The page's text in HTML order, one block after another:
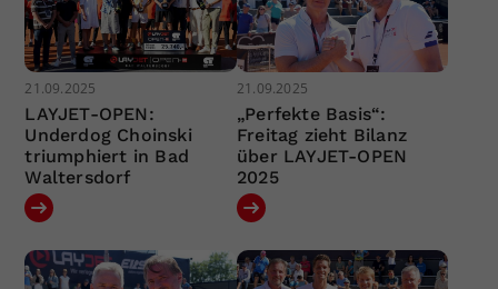
21.09.2025
LAYJET-OPEN:
Underdog Choinski
triumphiert in Bad
Waltersdorf
21.09.2025
„Perfekte Basis“:
Freitag zieht Bilanz
über LAYJET-OPEN
2025